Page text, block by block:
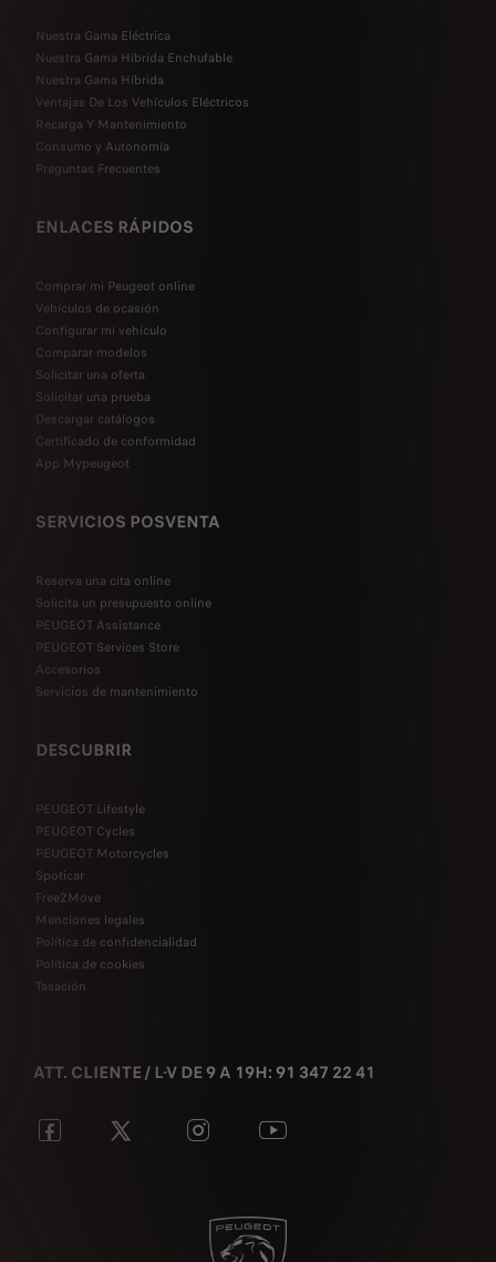
Nuestra Gama Eléctrica
Nuestra Gama Híbrida Enchufable
Nuestra Gama Híbrida
Ventajas De Los Vehículos Eléctricos
Recarga Y Mantenimiento
Consumo y Autonomía
Preguntas Frecuentes
ENLACES RÁPIDOS
Comprar mi Peugeot online
Vehículos de ocasión
Configurar mi vehículo
Comparar modelos
Solicitar una oferta
Solicitar una prueba
Descargar catálogos
Certificado de conformidad
App Mypeugeot
SERVICIOS POSVENTA
Reserva una cita online
Solicita un presupuesto online
PEUGEOT Assistance
PEUGEOT Services Store
Accesorios
Servicios de mantenimiento
DESCUBRIR
PEUGEOT Lifestyle
PEUGEOT Cycles
PEUGEOT Motorcycles
Spoticar
Free2Move
Menciones legales
Política de confidencialidad
Política de cookies
Tasación
ATT. CLIENTE / L-V DE 9 A 19H: 91 347 22 41